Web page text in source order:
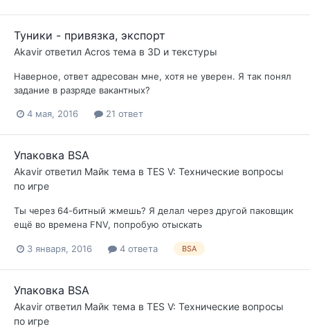
Туники - привязка, экспорт
Akavir ответил Acros тема в 3D и текстуры
Наверное, ответ адресован мне, хотя не уверен. Я так понял
задание в разряде вакантных?
4 мая, 2016 21 ответ
Упаковка BSA
Akavir ответил Майк тема в TES V: Технические вопросы
по игре
Ты через 64-битный жмешь? Я делал через другой паковщик
ещё во времена FNV, попробую отыскать
3 января, 2016 4 ответа BSA
Упаковка BSA
Akavir ответил Майк тема в TES V: Технические вопросы
по игре